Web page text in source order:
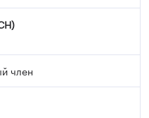
член